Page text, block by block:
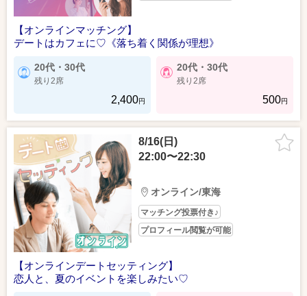
【オンラインマッチング】
デートはカフェに♡《落ち着く関係が理想》
20代・30代
残り2席
2,400円
20代・30代
残り2席
500円
8/16(日)
22:00〜22:30
オンライン/東海
マッチング投票付き♪
プロフィール閲覧が可能
【オンラインデートセッティング】
恋人と、夏のイベントを楽しみたい♡